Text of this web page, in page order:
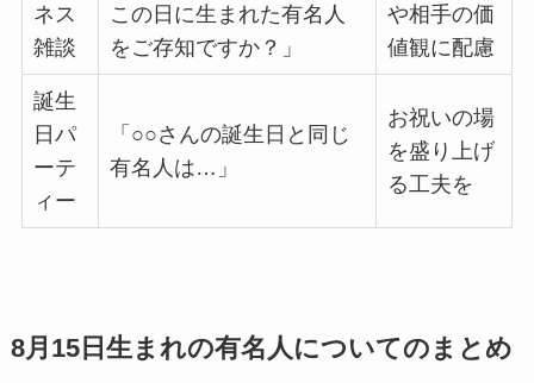
ネス
雑談
この日に生まれた有名人
をご存知ですか？」
や相手の価
値観に配慮
誕生
日パ
ーテ
ィー
「○○さんの誕生日と同じ
有名人は…」
お祝いの場
を盛り上げ
る工夫を
8月15日生まれの有名人についてのまとめ